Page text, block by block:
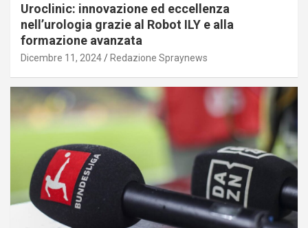
Uroclinic: innovazione ed eccellenza
nell’urologia grazie al Robot ILY e alla
formazione avanzata
Dicembre 11, 2024 Redazione Spraynews